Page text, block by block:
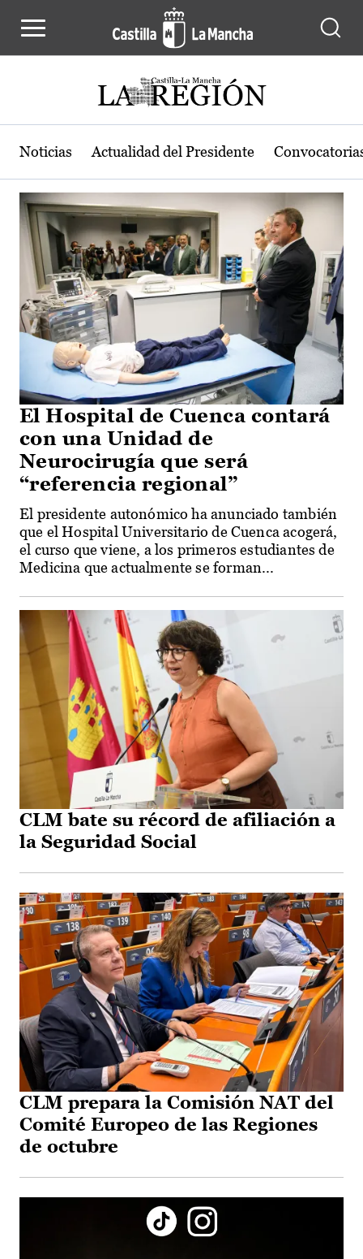
Actualidad de la región de Castilla-
Noticias Actualidad del Presidente
El Hospital de Cuenca contará
con una Unidad de
Neurocirugía que será
“referencia regional”
El presidente autonómico ha anunciado también
que el Hospital Universitario de Cuenca acogerá,
el curso que viene, a los primeros estudiantes de
Medicina que actualmente se forman...
CLM bate su récord de afiliación a
la Seguridad Social
CLM prepara la Comisión NAT del
Comité Europeo de las Regiones
de octubre